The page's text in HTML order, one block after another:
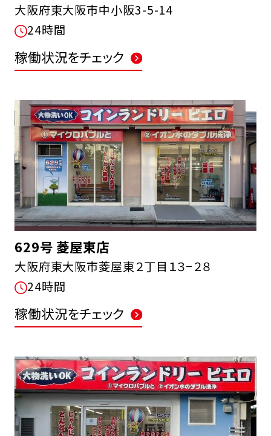
大阪府東大阪市中小阪3-5-14
24時間
稼働状況をチェック
629号 菱屋東店
大阪府東大阪市菱屋東２丁目１３−２８
24時間
稼働状況をチェック